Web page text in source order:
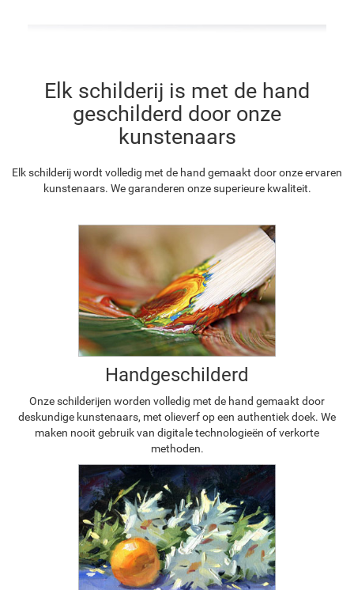
Elk schilderij is met de hand
geschilderd door onze
kunstenaars
Elk schilderij wordt volledig met de hand gemaakt door onze ervaren
kunstenaars. We garanderen onze superieure kwaliteit.
Handgeschilderd
Onze schilderijen worden volledig met de hand gemaakt door
deskundige kunstenaars, met olieverf op een authentiek doek. We
maken nooit gebruik van digitale technologieën of verkorte
methoden.